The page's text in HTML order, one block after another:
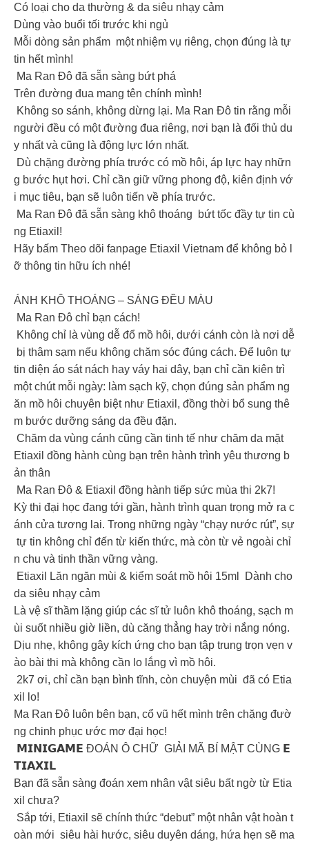
Có loại cho da thường & da siêu nhạy cảm
Dùng vào buổi tối trước khi ngủ
Mỗi dòng sản phẩm một nhiệm vụ riêng, chọn đúng là tự
tin hết mình!
Ma Ran Đô đã sẵn sàng bứt phá
Trên đường đua mang tên chính mình!
Không so sánh, không dừng lại. Ma Ran Đô tin rằng mỗi
người đều có một đường đua riêng, nơi bạn là đối thủ du
y nhất và cũng là động lực lớn nhất.
Dù chặng đường phía trước có mồ hôi, áp lực hay nhữn
g bước hụt hơi. Chỉ cần giữ vững phong độ, kiên định vớ
i mục tiêu, bạn sẽ luôn tiến về phía trước.
Ma Ran Đô đã sẵn sàng khô thoáng bứt tốc đầy tự tin cù
ng Etiaxil!
Hãy bấm Theo dõi fanpage Etiaxil Vietnam để không bỏ l
ỡ thông tin hữu ích nhé!
ÁNH KHÔ THOÁNG – SÁNG ĐỀU MÀU
Ma Ran Đô chỉ bạn cách!
Không chỉ là vùng dễ đổ mồ hôi, dưới cánh còn là nơi dễ
bị thâm sạm nếu không chăm sóc đúng cách. Để luôn tự
tin diện áo sát nách hay váy hai dây, bạn chỉ cần kiên trì
một chút mỗi ngày: làm sạch kỹ, chọn đúng sản phẩm ng
ăn mồ hôi chuyên biệt như Etiaxil, đồng thời bổ sung thê
m bước dưỡng sáng da đều đặn.
Chăm da vùng cánh cũng cần tinh tế như chăm da mặt
Etiaxil đồng hành cùng bạn trên hành trình yêu thương b
ản thân
Ma Ran Đô & Etiaxil đồng hành tiếp sức mùa thi 2k7!
Kỳ thi đại học đang tới gần, hành trình quan trọng mở ra c
ánh cửa tương lai. Trong những ngày “chạy nước rút”, sự
tự tin không chỉ đến từ kiến thức, mà còn từ vẻ ngoài chỉ
n chu và tinh thần vững vàng.
Etiaxil Lăn ngăn mùi & kiểm soát mồ hôi 15ml Dành cho
da siêu nhạy cảm
Là vệ sĩ thầm lặng giúp các sĩ tử luôn khô thoáng, sạch m
ùi suốt nhiều giờ liền, dù căng thẳng hay trời nắng nóng.
Dịu nhẹ, không gây kích ứng cho bạn tập trung trọn vẹn v
ào bài thi mà không cần lo lắng vì mồ hôi.
2k7 ơi, chỉ cần bạn bình tĩnh, còn chuyện mùi đã có Etia
xil lo!
Ma Ran Đô luôn bên bạn, cổ vũ hết mình trên chặng đườ
ng chinh phục ước mơ đại học!
𝗠𝗜𝗡𝗜𝗚𝗔𝗠𝗘 ĐOÁN Ô CHỮ GIẢI MÃ BÍ MẬT CÙNG 𝗘
𝗧𝗜𝗔𝗫𝗜𝗟
Bạn đã sẵn sàng đoán xem nhân vật siêu bất ngờ từ Etia
xil chưa?
Sắp tới, Etiaxil sẽ chính thức “debut” một nhân vật hoàn t
oàn mới siêu hài hước, siêu duyên dáng, hứa hẹn sẽ ma